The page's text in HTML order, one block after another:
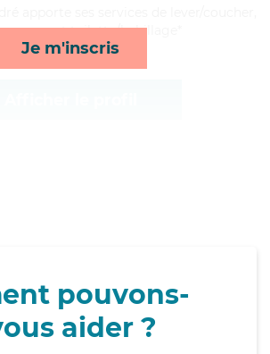
Je m'inscris
repas et toilette/habillage*
pouvons-
aider ?